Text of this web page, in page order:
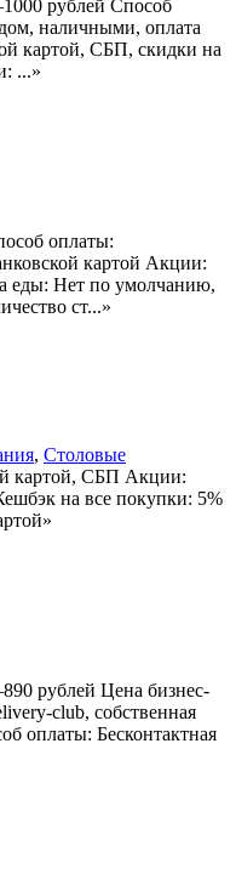
рублей Способ
наличными, оплата
картой, СБП, скидки на
...»
оплаты:
картой Акции:
еды: Нет по умолчанию,
ст...»
, Столовые
картой, СБП Акции:
на все покупки: 5%
рублей Цена бизнес-
club, собственная
оплаты: Бесконтактная